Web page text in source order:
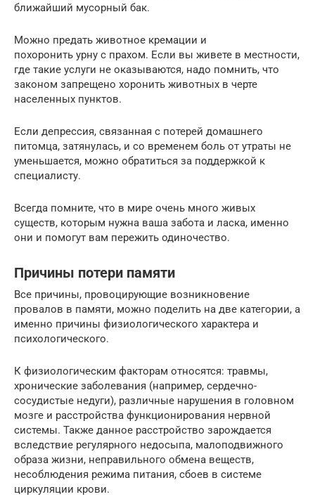
ближайший мусорный бак.
Можно предать животное кремации и
похоронить урну с прахом. Если вы живете в местности,
где такие услуги не оказываются, надо помнить, что
законом запрещено хоронить животных в черте
населенных пунктов.
Если депрессия, связанная с потерей домашнего
питомца, затянулась, и со временем боль от утраты не
уменьшается, можно обратиться за поддержкой к
специалисту.
Всегда помните, что в мире очень много живых
существ, которым нужна ваша забота и ласка, именно
они и помогут вам пережить одиночество.
Причины потери памяти
Все причины, провоцирующие возникновение
провалов в памяти, можно поделить на две категории, а
именно причины физиологического характера и
психологического.
К физиологическим факторам относятся: травмы,
хронические заболевания (например, сердечно-
сосудистые недуги), различные нарушения в головном
мозге и расстройства функционирования нервной
системы. Также данное расстройство зарождается
вследствие регулярного недосыпа, малоподвижного
образа жизни, неправильного обмена веществ,
несоблюдения режима питания, сбоев в системе
циркуляции крови.